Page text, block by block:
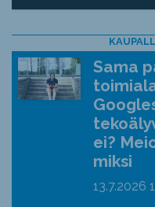
Sama
ei?
miksi
13.7.2026